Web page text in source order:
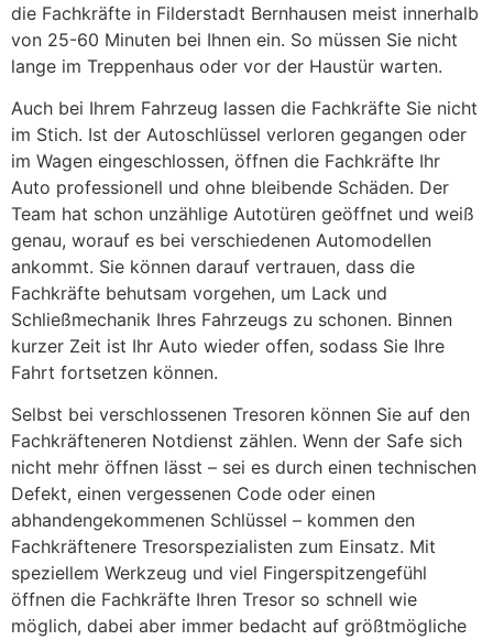
die Fachkräfte in Filderstadt Bernhausen meist innerhalb
von 25-60 Minuten bei Ihnen ein. So müssen Sie nicht
lange im Treppenhaus oder vor der Haustür warten.
Auch bei Ihrem Fahrzeug lassen die Fachkräfte Sie nicht
im Stich. Ist der Autoschlüssel verloren gegangen oder
im Wagen eingeschlossen, öffnen die Fachkräfte Ihr
Auto professionell und ohne bleibende Schäden. Der
Team hat schon unzählige Autotüren geöffnet und weiß
genau, worauf es bei verschiedenen Automodellen
ankommt. Sie können darauf vertrauen, dass die
Fachkräfte behutsam vorgehen, um Lack und
Schließmechanik Ihres Fahrzeugs zu schonen. Binnen
kurzer Zeit ist Ihr Auto wieder offen, sodass Sie Ihre
Fahrt fortsetzen können.
Selbst bei verschlossenen Tresoren können Sie auf den
Fachkräfteneren Notdienst zählen. Wenn der Safe sich
nicht mehr öffnen lässt – sei es durch einen technischen
Defekt, einen vergessenen Code oder einen
abhandengekommenen Schlüssel – kommen den
Fachkräftenere Tresorspezialisten zum Einsatz. Mit
speziellem Werkzeug und viel Fingerspitzengefühl
öffnen die Fachkräfte Ihren Tresor so schnell wie
möglich, dabei aber immer bedacht auf größtmögliche